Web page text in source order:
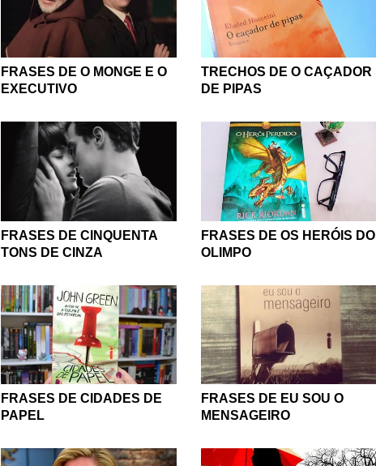
FRASES DE O MONGE E O
EXECUTIVO
TRECHOS DE O CAÇADOR
DE PIPAS
FRASES DE CINQUENTA
TONS DE CINZA
FRASES DE OS HERÓIS DO
OLIMPO
FRASES DE CIDADES DE
PAPEL
FRASES DE EU SOU O
MENSAGEIRO